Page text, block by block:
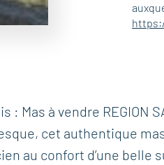
: Mas à vendre REGION
cet authentique
au confort d’une